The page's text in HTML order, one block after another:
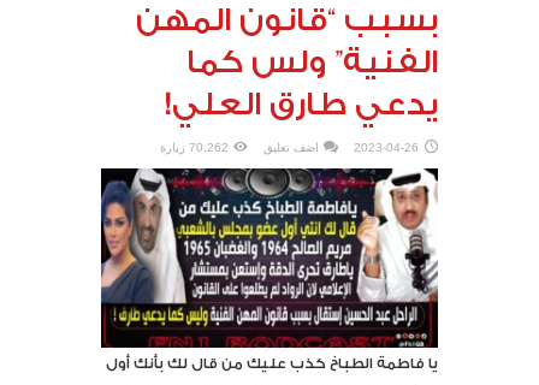
بسبب “قانون المهن
الفنية” ولس كما
يدعي طارق العلي!
2023-04-26 اضف تعليق 70,262 زيارة
يا فاطمة الطباخ كذب عليك من قال لك بأنك أول